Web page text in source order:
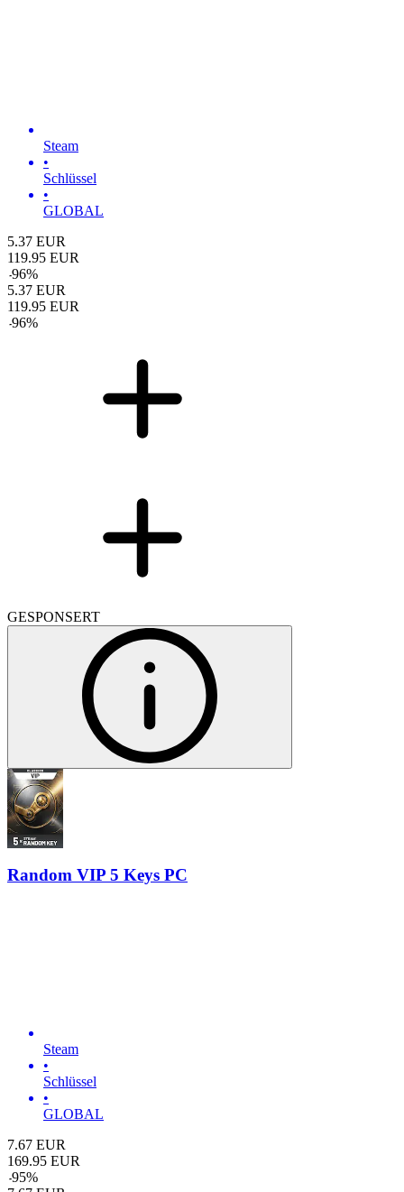
Steam
•
Schlüssel
•
GLOBAL
5.37 EUR
119.95 EUR
-96%
5.37 EUR
119.95 EUR
-96%
GESPONSERT
Random VIP 5 Keys PC
Steam
•
Schlüssel
•
GLOBAL
7.67 EUR
169.95 EUR
-95%